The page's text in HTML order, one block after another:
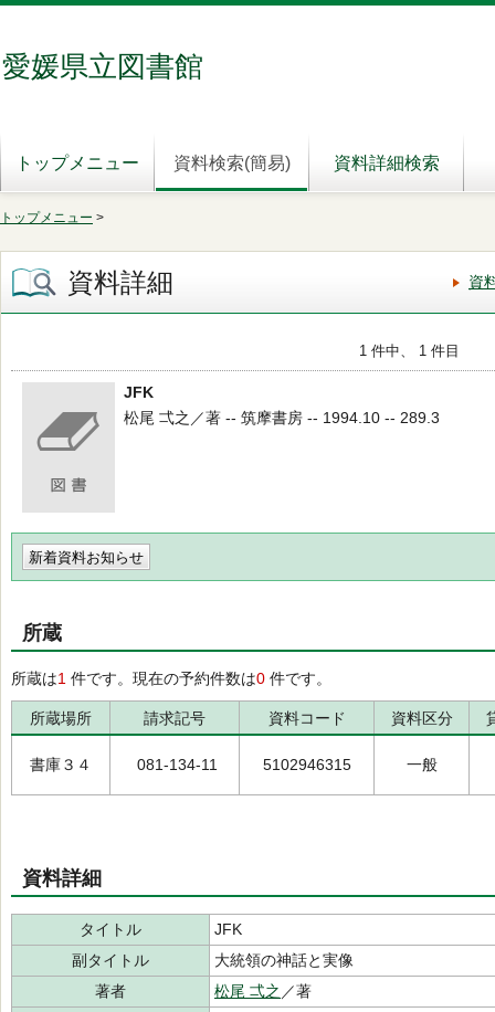
愛媛県立図書館
トップメニュー 資料検索(簡易) 資料詳細検索
トップメニュー >
資料詳細 資
1 件中、 1 件目
JFK
松尾 弌之／著 -- 筑摩書房 -- 1994.10 -- 289.3
新着資料お知らせ
所蔵
所蔵は1 件です。現在の予約件数は0 件です。
所蔵場所 請求記号 資料コード 資料区分
書庫３４ 081-134-11 5102946315 一般
資料詳細
タイトル
JFK
副タイトル
大統領の神話と実像
著者
松尾 弌之 ／著